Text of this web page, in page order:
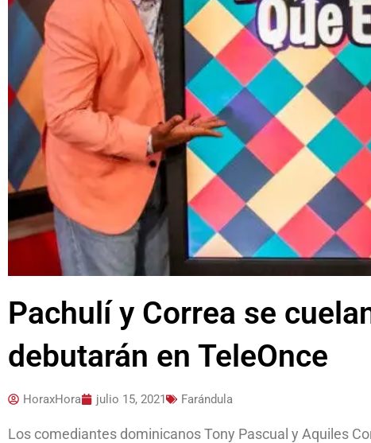
Pachulí y Correa se
debutarán en TeleOnce
HoraxHora julio 15, 2021 Farándula
Los comediantes dominicanos Tony Pascual y Aquiles